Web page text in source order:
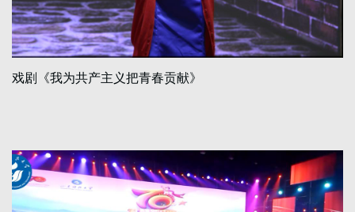
戏剧《我为共产主义把青春贡献》